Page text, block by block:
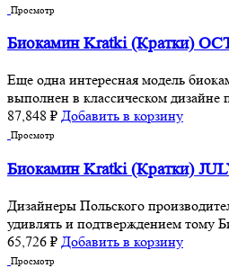
Просмотр
Биокамин Kratki (Кратки)
Еще одна интересная модель
выполнен в классическом дизайне
87,848 ₽ Добавить в корзину
Просмотр
Биокамин Kratki (Кратки)
Дизайнеры Польского
удивлять и подтверждением тому
65,726 ₽ Добавить в корзину
Просмотр